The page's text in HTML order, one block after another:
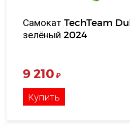
Самокат TechTeam
зелёный 2024
9 210 ₽
Купить